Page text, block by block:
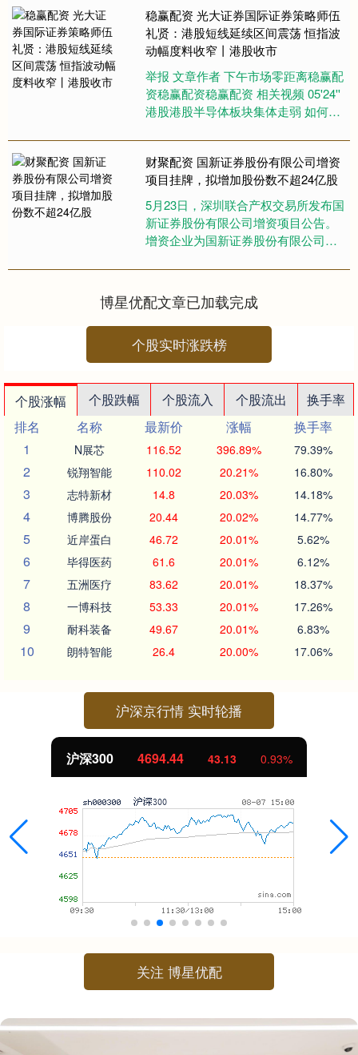
稳赢配资 光大证券国际证券策略师伍
礼贤：港股短线延续区间震荡 恒指波
动幅度料收窄丨港股收市
举报 文章作者 下午市场零距离稳赢配
资稳赢配资稳赢配资 相关视频 05'24''
港股港股半导体板块集体走弱 如何解
财聚配资 国新证券股份有限公司增资
项目挂牌，拟增加股份数不超24亿股
5月23日，深圳联合产权交易所发布国
新证券股份有限公司增资项目公告。
增资企业为国新证券股份有限公司，
财聚配资，拟募集资金金额将....
博星优配文章已加载完成
个股实时涨跌榜
个股涨幅 个股跌幅 个股流入 个股流出
换手率
排名
名称 最新价 涨幅
换手率
1
N展芯 116.52 396.89% 79.39%
2 锐翔智能 110.02 20.21% 16.80%
3 志特新材 14.8 20.03% 14.18%
4 博腾股份 20.44 20.02% 14.77%
5 近岸蛋白 46.72 20.01% 5.62%
6 毕得医药 61.6 20.01% 6.12%
7 五洲医疗 83.62 20.01% 18.37%
8 一博科技 53.33 20.01% 17.26%
9 耐科装备 49.67 20.01% 6.83%
10 朗特智能 26.4 20.00% 17.06%
沪深京行情 实时轮播
北证50 1134.24 11.37
关注 博星优配